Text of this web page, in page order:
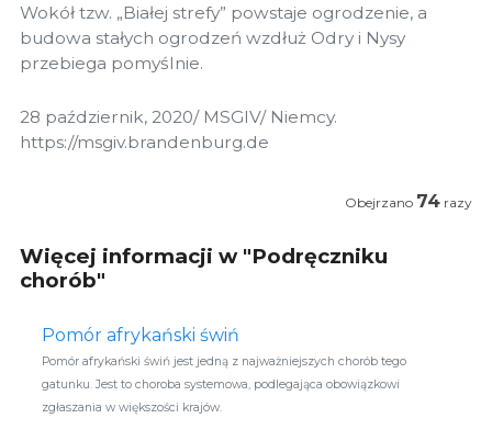
Wokół tzw. „Białej strefy” powstaje ogrodzenie, a
budowa stałych ogrodzeń wzdłuż Odry i Nysy
przebiega pomyślnie.
28 październik, 2020/ MSGIV/ Niemcy.
https://msgiv.brandenburg.de
Obejrzano 74 razy
Więcej informacji w "Podręczniku
chorób"
Pomór afrykański świń
Pomór afrykański świń jest jedną z najważniejszych chorób tego
gatunku. Jest to choroba systemowa, podlegająca obowiązkowi
zgłaszania w większości krajów.